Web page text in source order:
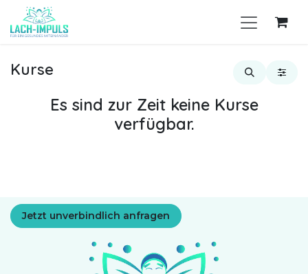
Zum Inhalt springen
Kurse
Es sind zur Zeit keine Kurse
verfügbar.
Jetzt unverbindlich anfragen